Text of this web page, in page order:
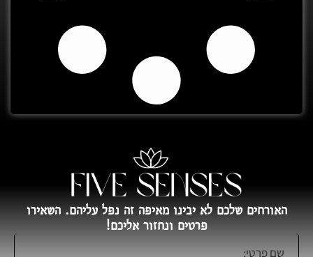
האורחים שלכם לא יבינו מאיפה זה נפל עליהם. השאירו
פרטים ונחזור אליכם!